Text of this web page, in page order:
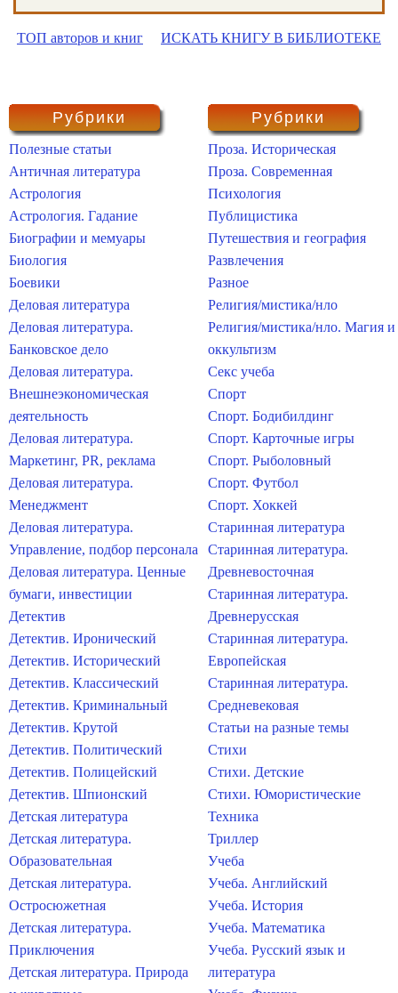
ТОП авторов и книг ИСКАТЬ КНИГУ В БИБЛИОТЕКЕ
Рубрики
Полезные статьи
Античная литература
Астрология
Астрология. Гадание
Биографии и мемуары
Биология
Боевики
Деловая литература
Деловая литература.
Банковское дело
Деловая литература.
Внешнеэкономическая
деятельность
Деловая литература.
Маркетинг, PR, реклама
Деловая литература.
Менеджмент
Деловая литература.
Управление, подбор персонала
Деловая литература. Ценные
бумаги, инвестиции
Детектив
Детектив. Иронический
Детектив. Исторический
Детектив. Классический
Детектив. Криминальный
Детектив. Крутой
Детектив. Политический
Детектив. Полицейский
Детектив. Шпионский
Детская литература
Детская литература.
Образовательная
Детская литература.
Остросюжетная
Детская литература.
Приключения
Детская литература. Природа
Рубрики
Проза. Историческая
Проза. Современная
Психология
Публицистика
Путешествия и география
Развлечения
Разное
Религия/мистика/нло
Религия/мистика/нло. Магия и
оккультизм
Секс учеба
Спорт
Спорт. Бодибилдинг
Спорт. Карточные игры
Спорт. Рыболовный
Спорт. Футбол
Спорт. Хоккей
Старинная литература
Старинная литература.
Древневосточная
Старинная литература.
Древнерусская
Старинная литература.
Европейская
Старинная литература.
Средневековая
Статьи на разные темы
Стихи
Стихи. Детские
Стихи. Юмористические
Техника
Триллер
Учеба
Учеба. Английский
Учеба. История
Учеба. Математика
Учеба. Русский язык и
литература